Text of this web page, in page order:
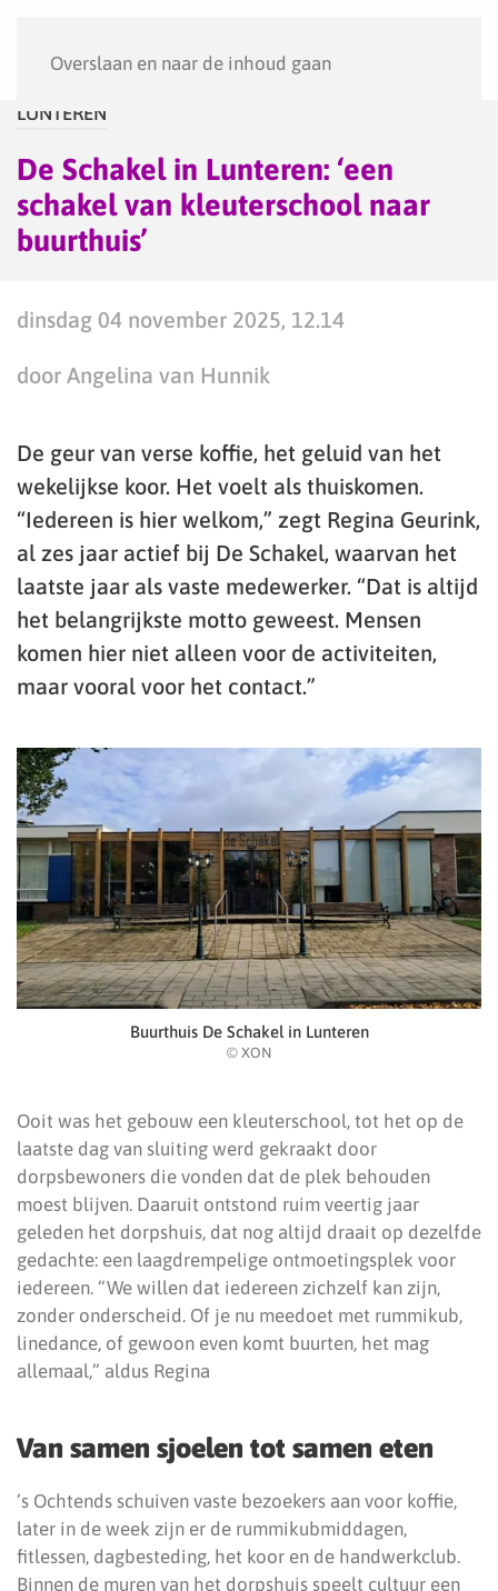
Overslaan en naar de inhoud gaan
LUNTEREN
De Schakel in Lunteren: ‘een
schakel van kleuterschool naar
buurthuis’
dinsdag 04 november 2025, 12.14
door Angelina van Hunnik
De geur van verse koffie, het geluid van het
wekelijkse koor. Het voelt als thuiskomen.
“Iedereen is hier welkom,” zegt Regina Geurink,
al zes jaar actief bij De Schakel, waarvan het
laatste jaar als vaste medewerker. “Dat is altijd
het belangrijkste motto geweest. Mensen
komen hier niet alleen voor de activiteiten,
maar vooral voor het contact.”
Buurthuis De Schakel in Lunteren
© XON
Ooit was het gebouw een kleuterschool, tot het op de
laatste dag van sluiting werd gekraakt door
dorpsbewoners die vonden dat de plek behouden
moest blijven. Daaruit ontstond ruim veertig jaar
geleden het dorpshuis, dat nog altijd draait op dezelfde
gedachte: een laagdrempelige ontmoetingsplek voor
iedereen. “We willen dat iedereen zichzelf kan zijn,
zonder onderscheid. Of je nu meedoet met rummikub,
linedance, of gewoon even komt buurten, het mag
allemaal,” aldus Regina
Van samen sjoelen tot samen eten
’s Ochtends schuiven vaste bezoekers aan voor koffie,
later in de week zijn er de rummikubmiddagen,
fitlessen, dagbesteding, het koor en de handwerkclub.
Binnen de muren van het dorpshuis speelt cultuur een